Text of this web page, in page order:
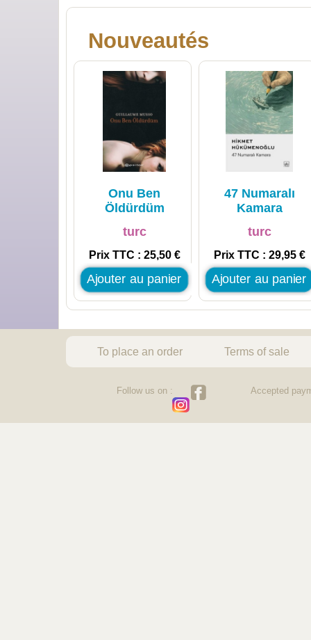
Nouveautés
Onu Ben
Öldürdüm
turc
Prix TTC : 25,50 €
Ajouter au panier
47 Numaralı
Kamara
turc
Prix TTC : 29,95 €
Ajouter au panier
To place an order Terms of sale
Follow us on : Accepted